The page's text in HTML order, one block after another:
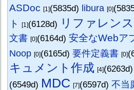
ASDoc [1](5835d) libura [0]
ト [1](6128d) リファレンス
文書 [0](6164d)安全なWebア
Noop [0](6165d)要件定義書 [0]
キュメント作成 [4]
(6549d) MDC [7](6597d)不当